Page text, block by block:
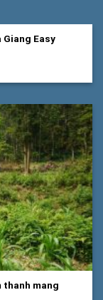
Giang Easy
thanh mang